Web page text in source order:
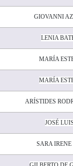
GIOVANNI
LENIA
MARÍA
MARÍA
ARÍSTIDES
JOSÉ
SARA